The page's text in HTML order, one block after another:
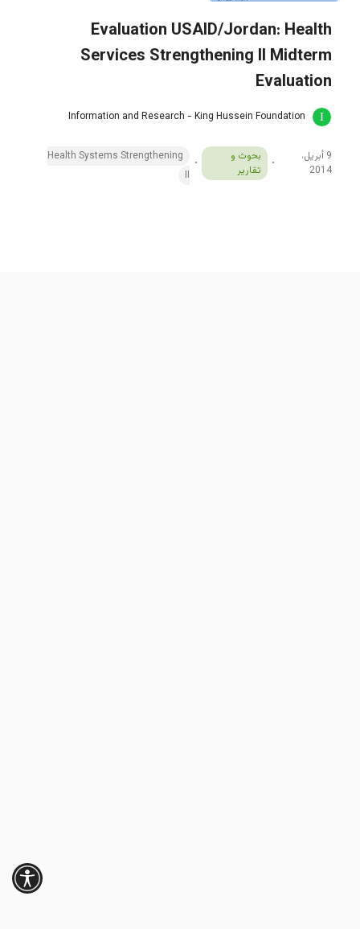
Evaluation USAID/Jordan: Health
Services Strengthening II Midterm
Evaluation
Information and Research - King Hussein Foundation
9 أبريل،
2014
بحوث و
تقارير
Health Systems Strengthening
II